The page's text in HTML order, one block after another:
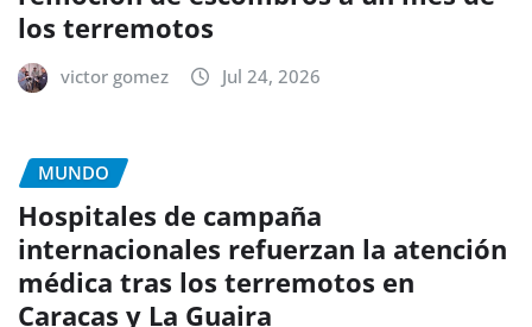
los terremotos
victor gomez Jul 24, 2026
MUNDO
Hospitales de campaña
internacionales refuerzan la atención
médica tras los terremotos en
Caracas y La Guaira